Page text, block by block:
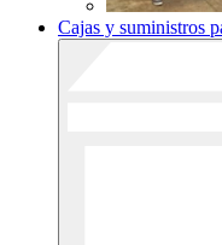
Cajas y suministros